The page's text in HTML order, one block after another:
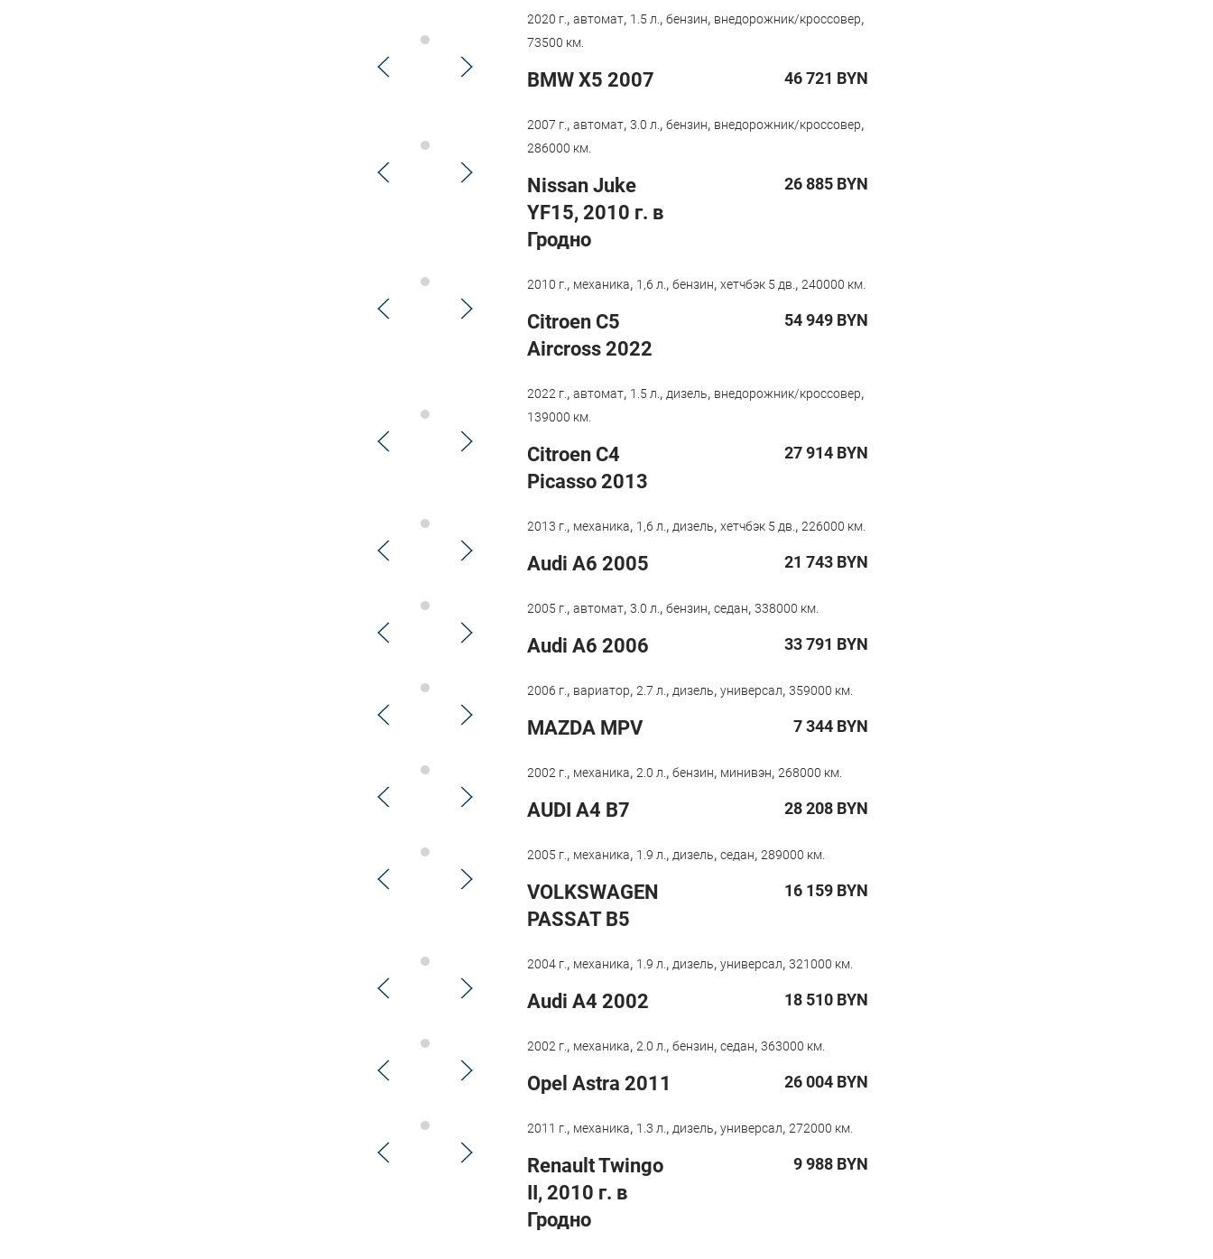
2020 г.,автомат, 1.5 л.,бензин, внедорожник/кроссовер,
73500 км.
BMW X5 2007 46 721 BYN
2007 г.,автомат,3.0 л.,бензин, внедорожник/кроссовер,
286000 км.
Nissan Juke
YF15, 2010 г. в
Гродно
26 885 BYN
2010 г., механика, 1,6 л.,бензин,хетчбэк 5 дв.,240000 км.
Citroen С5
Aircross 2022
54 949 BYN
2022 г.,автомат, 1.5 л.,дизель, внедорожник/кроссовер,
139000 км.
Citroen C4
Picasso 2013
27 914 BYN
2013 г., механика, 1,6 л.,дизель,хетчбэк 5 дв.,226000 км.
Audi A6 2005 21 743 BYN
2005 г.,автомат,3.0 л.,бензин,седан,338000 км.
Audi A6 2006 33 791 BYN
2006 г., вариатор,2.7 л.,дизель,универсал,359000 км.
MAZDA MPV 7 344 BYN
2002 г., механика,2.0 л.,бензин, минивэн,268000 км.
AUDI A4 B7 28 208 BYN
2005 г., механика, 1.9 л.,дизель,седан,289000 км.
VOLKSWAGEN
PASSAT B5
16 159 BYN
2004 г., механика, 1.9 л.,дизель,универсал,321000 км.
Audi A4 2002 18 510 BYN
2002 г., механика,2.0 л.,бензин,седан,363000 км.
Opel Astra 2011 26 004 BYN
2011 г., механика, 1.3 л.,дизель,универсал,272000 км.
Renault Twingo
II, 2010 г. в
Гродно
9 988 BYN